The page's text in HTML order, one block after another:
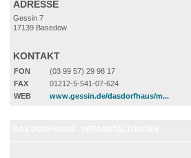
ADRESSE
Gessin 7
17139 Basedow
KONTAKT
FON
(03 99 57) 29 98 17
FAX
01212-5-541-07-624
WEB
www.gessin.de/dasdorfhaus/m...